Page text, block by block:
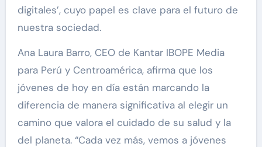
digitales’, cuyo papel es clave para el futuro de
nuestra sociedad.
Ana Laura Barro, CEO de Kantar IBOPE Media
para Perú y Centroamérica, afirma que los
jóvenes de hoy en día están marcando la
diferencia de manera significativa al elegir un
camino que valora el cuidado de su salud y la
del planeta. “Cada vez más, vemos a jóvenes